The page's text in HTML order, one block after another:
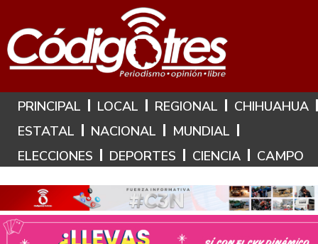
Hoy es: 6 de Agosto de 2026
PRINCIPAL LOCAL REGIONAL
CHIHUAHUA
ESTATAL
NACIONAL
MUNDIAL
ELECCIONES
DEPORTES CIENCIA CAMPO